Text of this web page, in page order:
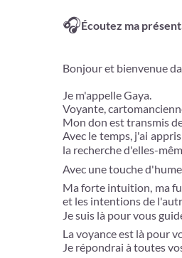
🎧Écoutez ma
Bonjour et bienvenue
Je m'appelle Gaya.
Voyante,
Mon don est transmis
Avec le temps, j'ai
la recherche d'elles-
Avec une touche
Ma forte intuition, ma
et les intentions de
Je suis là pour vous
La voyance est là pour
Je répondrai à toutes